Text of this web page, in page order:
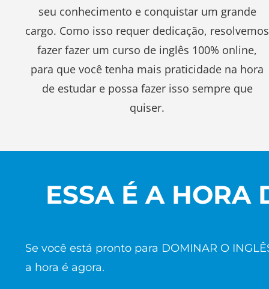
seu conhecimento e conquistar um grande
cargo. Como isso requer dedicação, resolvemos
fazer fazer um curso de inglês 100% online,
para que você tenha mais praticidade na hora
de estudar e possa fazer isso sempre que
quiser.
ESSA É A HORA
Se você está pronto para DOMINAR O
a hora é agora.